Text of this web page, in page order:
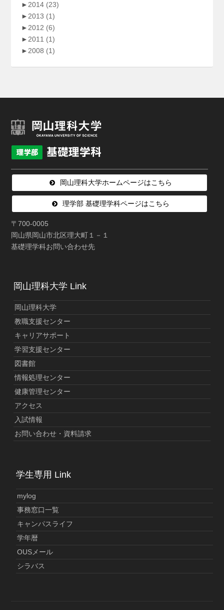
►2014 (23)
►2013 (1)
►2012 (6)
►2011 (1)
►2008 (1)
岡山理科大学ホームページはこちら
理学部 基礎理学科ページはこちら
〒700-0005
岡山県岡山市北区理大町１－１
基礎理学科お問い合わせ先
岡山理科大学 Link
岡山理科大学
教職支援センター
キャリアサポート
学習支援センター
図書館
情報処理センター
健康管理センター
アクセス
入試情報
お問い合わせ・資料請求
学生専用 Link
mylog
事務窓口一覧
キャンパスライフ
学年暦
OUSメール
シラバス